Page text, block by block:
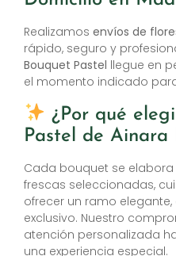
Realizamos envíos de
rápido, seguro y
Bouquet Pastel llegue en
el momento indicado
¿Por qué
Pastel de Ainara
Cada bouquet se
frescas seleccionadas,
ofrecer un ramo
exclusivo. Nuestro
atención personalizada
una experiencia especial.